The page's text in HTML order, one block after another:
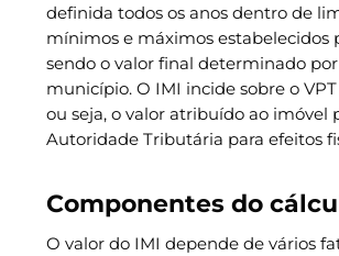
definida todos os anos dentro de
mínimos e máximos estabelecidos
sendo o valor final determinado
município. O IMI incide sobre o
ou seja, o valor atribuído ao imóvel
Autoridade Tributária para efeitos
Componentes do
O valor do IMI depende de vários